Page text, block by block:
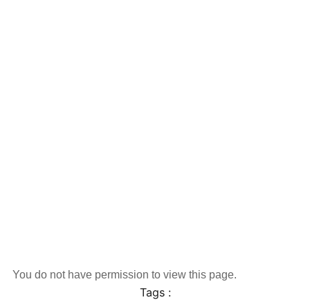
You do not have permission to view this page.
Tags :